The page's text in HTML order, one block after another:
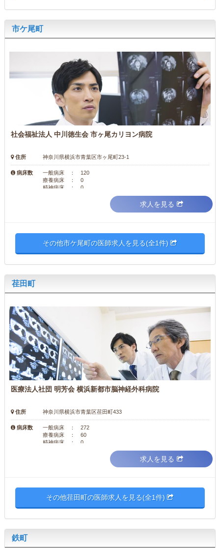
市ケ尾町
社会福祉法人 中川徳生会 市ヶ尾カリヨン病院
住所 神奈川県横浜市青葉区市ヶ尾町23-1
病床数
一般病床 ： 120
療養病床 ： 0
精神病床 ： 0
求人を見る
その他市ケ尾町の医師求人を見る(全1件)
荏田町
医療法人社団 明芳会 横浜新都市脳神経外科病院
住所 神奈川県横浜市青葉区荏田町433
病床数
一般病床 ： 272
療養病床 ： 60
精神病床 ： 0
求人を見る
その他荏田町の医師求人を見る(全1件)
鉄町